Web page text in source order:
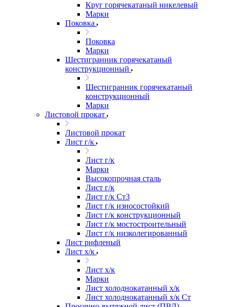
Круг горячекатаный никелевый
Марки
Поковка
Поковка
Марки
Шестигранник горячекатаный
конструкционный
Шестигранник горячекатаный
конструкционный
Марки
Листовой прокат
Листовой прокат
Лист г/к
Лист г/к
Марки
Высокопрочная сталь
Лист г/к
Лист г/к Ст3
Лист г/к износостойкий
Лист г/к конструкционный
Лист г/к мостостроительный
Лист г/к низколегированный
Лист рифленый
Лист х/к
Лист х/к
Марки
Лист холоднокатанный х/к
Лист холоднокатанный х/к Ст